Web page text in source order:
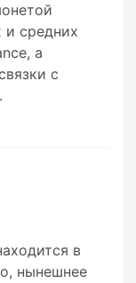
и средних
а
с
в
нынешнее